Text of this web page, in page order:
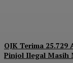
OJK Terima 25.729
Pinjol Ilegal Masih